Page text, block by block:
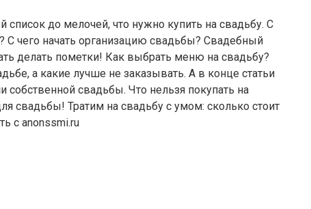
до мелочей, что нужно купить на свадьбу. С
С чего начать организацию свадьбы? Свадебный
делать пометки! Как выбрать меню на свадьбу?
а какие лучше не заказывать. А в конце статьи
собственной свадьбы. Что нельзя покупать на
свадьбы! Тратим на свадьбу с умом: сколько стоит
с anonssmi.ru